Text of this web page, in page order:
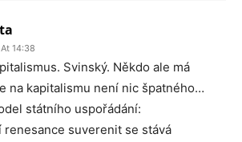
14:38
Svinský. Někdo ale má
na kapitalismu není nic špatného…
státního uspořádání:
renesance suverenit se stává